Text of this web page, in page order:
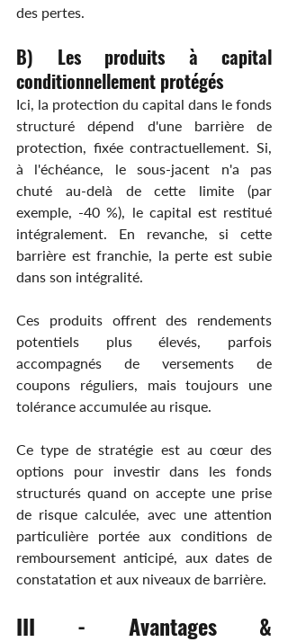
des pertes.
B) Les produits à capital
conditionnellement protégés
Ici, la protection du capital dans le fonds
structuré dépend d'une barrière de
protection, fixée contractuellement. Si,
à l'échéance, le sous-jacent n'a pas
chuté au-delà de cette limite (par
exemple, -40 %), le capital est restitué
intégralement. En revanche, si cette
barrière est franchie, la perte est subie
dans son intégralité.
Ces produits offrent des rendements
potentiels plus élevés, parfois
accompagnés de versements de
coupons réguliers, mais toujours une
tolérance accumulée au risque.
Ce type de stratégie est au cœur des
options pour investir dans les fonds
structurés quand on accepte une prise
de risque calculée, avec une attention
particulière portée aux conditions de
remboursement anticipé, aux dates de
constatation et aux niveaux de barrière.
III - Avantages &